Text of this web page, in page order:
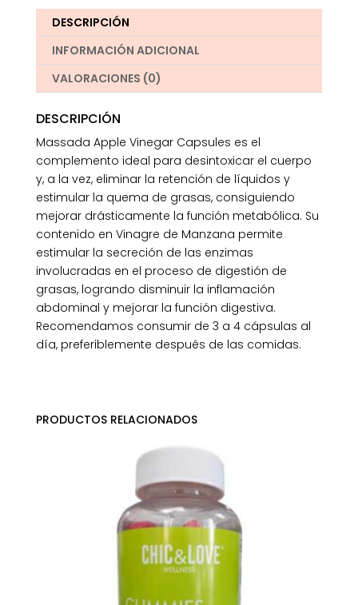
DESCRIPCIÓN
INFORMACIÓN ADICIONAL
VALORACIONES (0)
DESCRIPCIÓN
Massada Apple Vinegar Capsules es el
complemento ideal para desintoxicar el cuerpo
y, a la vez, eliminar la retención de líquidos y
estimular la quema de grasas, consiguiendo
mejorar drásticamente la función metabólica. Su
contenido en Vinagre de Manzana permite
estimular la secreción de las enzimas
involucradas en el proceso de digestión de
grasas, logrando disminuir la inflamación
abdominal y mejorar la función digestiva.
Recomendamos consumir de 3 a 4 cápsulas al
día, preferiblemente después de las comidas.
PRODUCTOS RELACIONADOS